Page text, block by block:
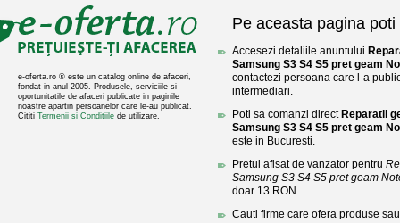
e-oferta.ro ® este un catalog online de afaceri,
fondat in anul 2005. Produsele, serviciile si
oportunitatile de afaceri publicate in paginile
noastre apartin persoanelor care le-au publicat.
Cititi Termenii si Conditiile de utilizare.
Pe aceasta pagina poti
Accesezi detaliile anuntului
Samsung S3 S4 S5 pret geam
contactezi persoana care l-a
intermediari.
Poti sa comanzi direct Reparatii
Samsung S3 S4 S5 pret geam
este in Bucuresti.
Pretul afisat de vanzator pentru
Samsung S3 S4 S5 pret geam
doar 13 RON.
Cauti firme care ofera produse